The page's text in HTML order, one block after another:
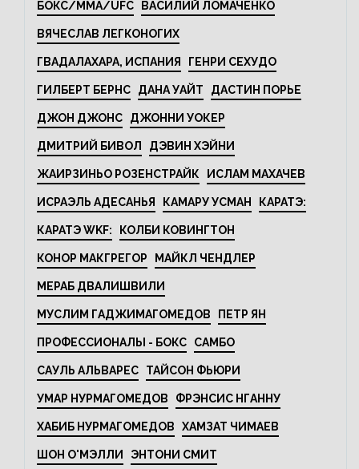
БОКС/MMA/UFC ВАСИЛИЙ ЛОМАЧЕНКО
ВЯЧЕСЛАВ ЛЕГКОНОГИХ
ГВАДАЛАХАРА, ИСПАНИЯ ГЕНРИ СЕХУДО
ГИЛБЕРТ БЕРНС ДАНА УАЙТ ДАСТИН ПОРЬЕ
ДЖОН ДЖОНС ДЖОННИ УОКЕР
ДМИТРИЙ БИВОЛ ДЭВИН ХЭЙНИ
ЖАИРЗИНЬО РОЗЕНСТРАЙК ИСЛАМ МАХАЧЕВ
ИСРАЭЛЬ АДЕСАНЬЯ КАМАРУ УСМАН КАРАТЭ:
КАРАТЭ WKF: КОЛБИ КОВИНГТОН
КОНОР МАКГРЕГОР МАЙКЛ ЧЕНДЛЕР
МЕРАБ ДВАЛИШВИЛИ
МУСЛИМ ГАДЖИМАГОМЕДОВ ПЕТР ЯН
ПРОФЕССИОНАЛЫ - БОКС САМБО
САУЛЬ АЛЬВАРЕС ТАЙСОН ФЬЮРИ
УМАР НУРМАГОМЕДОВ ФРЭНСИС НГАННУ
ХАБИБ НУРМАГОМЕДОВ ХАМЗАТ ЧИМАЕВ
ШОН О'МЭЛЛИ ЭНТОНИ СМИТ